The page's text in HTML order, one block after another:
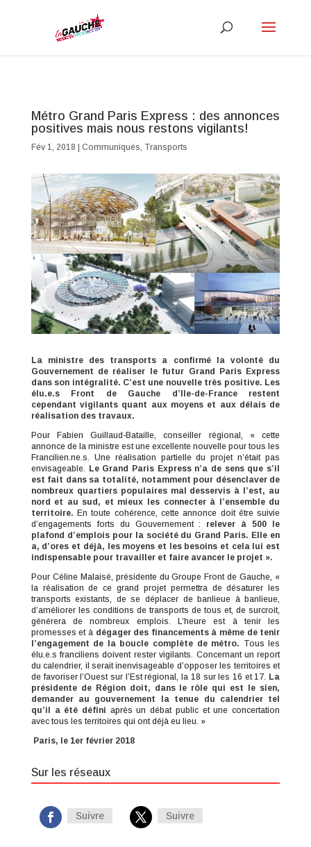
Métro Grand Paris Express : des annonces
positives mais nous restons vigilants!
Fév 1, 2018 Communiqués, Transports
La ministre des transports a confirmé la volonté du
Gouvernement de réaliser le futur Grand Paris Express
dans son intégralité. C’est une nouvelle très positive. Les
élu.e.s Front de Gauche d’Ile-de-France restent
cependant vigilants quant aux moyens et aux délais de
réalisation des travaux.
Pour Fabien Guillaud-Bataille, conseiller régional, « cette
annonce de la ministre est une excellente nouvelle pour tous les
Francilien.ne.s. Une réalisation partielle du projet n’était pas
envisageable. Le Grand Paris Express n’a de sens que s’il
est fait dans sa totalité, notamment pour désenclaver de
nombreux quartiers populaires mal desservis à l’est, au
nord et au sud, et mieux les connecter à l’ensemble du
territoire. En toute cohérence, cette annonce doit être suivie
d’engagements forts du Gouvernement : relever à 500 le
plafond d’emplois pour la société du Grand Paris. Elle en
a, d’ores et déjà, les moyens et les besoins et cela lui est
indispensable pour travailler et faire avancer le projet ».
Pour Céline Malaisé, présidente du Groupe Front de Gauche, «
la réalisation de ce grand projet permettra de désaturer les
transports existants, de se déplacer de banlieue à banlieue,
d’améliorer les conditions de transports de tous et, de surcroit,
générera de nombreux emplois. L’heure est à tenir les
promesses et à dégager des financements à même de tenir
l’engagement de la boucle complète de métro. Tous les
élu.e.s franciliens doivent rester vigilants. Concernant un report
du calendrier, il serait inenvisageable d’opposer les territoires et
de favoriser l’Ouest sur l’Est régional, la 18 sur les 16 et 17. La
présidente de Région doit, dans le rôle qui est le sien,
demander au gouvernement la tenue du calendrier tel
qu’il a été défini après un débat public et une concertation
avec tous les territoires qui ont déjà eu lieu. »
Paris, le 1er février 2018
Sur les réseaux
Suivre Suivre